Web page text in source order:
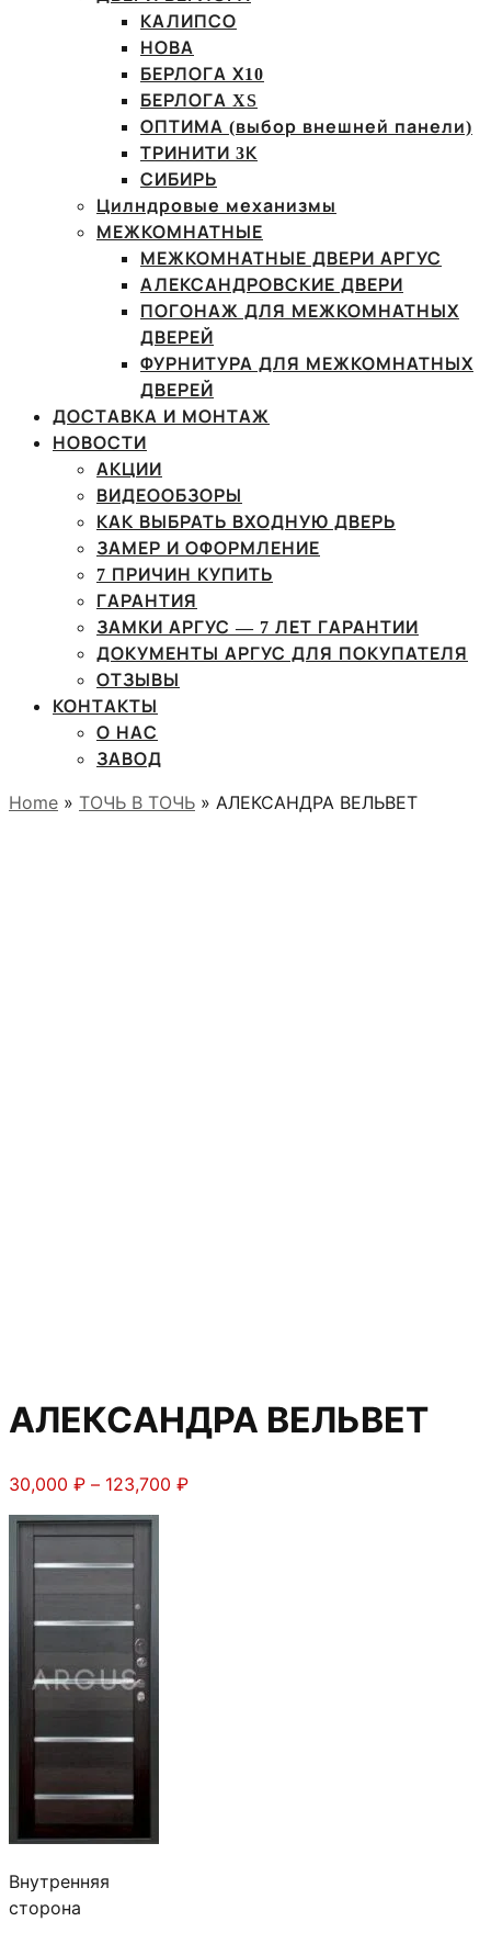
КАЛИПСО
НОВА
БЕРЛОГА Х10
БЕРЛОГА XS
ОПТИМА (выбор внешней панели)
ТРИНИТИ 3К
СИБИРЬ
Цилндровые механизмы
МЕЖКОМНАТНЫЕ
МЕЖКОМНАТНЫЕ ДВЕРИ АРГУС
АЛЕКСАНДРОВСКИЕ ДВЕРИ
ПОГОНАЖ ДЛЯ МЕЖКОМНАТНЫХ
ДВЕРЕЙ
ФУРНИТУРА ДЛЯ МЕЖКОМНАТНЫХ
ДВЕРЕЙ
ДОСТАВКА И МОНТАЖ
НОВОСТИ
АКЦИИ
ВИДЕООБЗОРЫ
КАК ВЫБРАТЬ ВХОДНУЮ ДВЕРЬ
ЗАМЕР И ОФОРМЛЕНИЕ
7 ПРИЧИН КУПИТЬ
ГАРАНТИЯ
ЗАМКИ АРГУС — 7 ЛЕТ ГАРАНТИИ
ДОКУМЕНТЫ АРГУС ДЛЯ ПОКУПАТЕЛЯ
ОТЗЫВЫ
КОНТАКТЫ
О НАС
ЗАВОД
Home » ТОЧЬ В ТОЧЬ » АЛЕКСАНДРА ВЕЛЬВЕТ
АЛЕКСАНДРА ВЕЛЬВЕТ
30,000 ₽ – 123,700 ₽Диапазон
Внутренняя
сторона